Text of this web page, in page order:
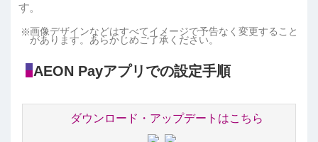
す。
画像デザインなどはすべてイメージで予告なく変更すること
があります。あらかじめご了承ください。
AEON Payアプリでの設定手順
ダウンロード・アップデートはこちら